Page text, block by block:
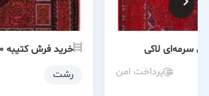
سرمه‌ای لاکی
پرداخت امن
خرید فرش کتیبه 1200 شانه
رشت